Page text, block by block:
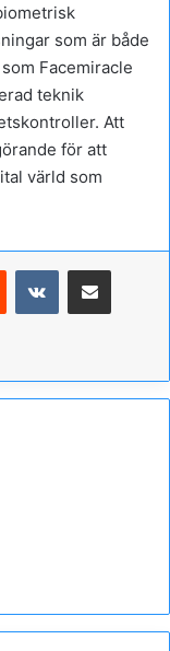
som är både
Facemiracle
teknik
Att
för att
värld som
Reddit VKontaktePartager par email